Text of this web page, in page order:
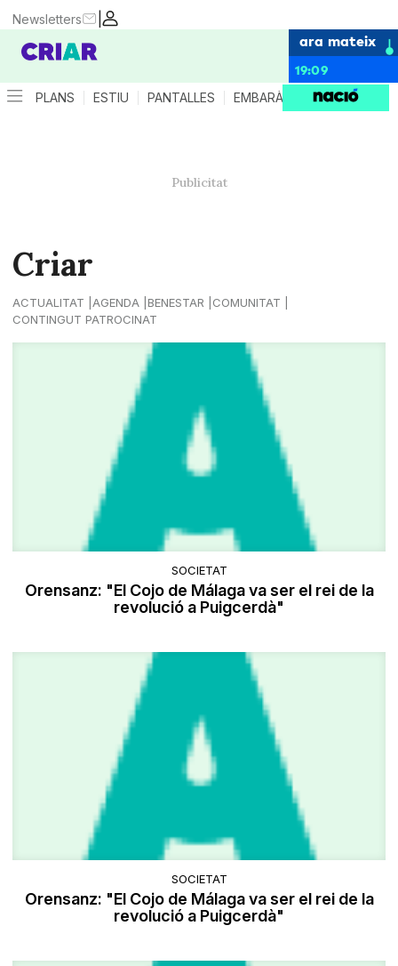
|
Newsletters
ara mateix
19:09
PLANS ESTIU PANTALLES EMBARÀS CRIANÇA
Criar
ACTUALITAT AGENDA BENESTAR
COMUNITAT
CONTINGUT PATROCINAT
SOCIETAT
Orensanz: "El Cojo de Málaga va ser el rei de la
revolució a Puigcerdà"
SOCIETAT
Orensanz: "El Cojo de Málaga va ser el rei de la
revolució a Puigcerdà"